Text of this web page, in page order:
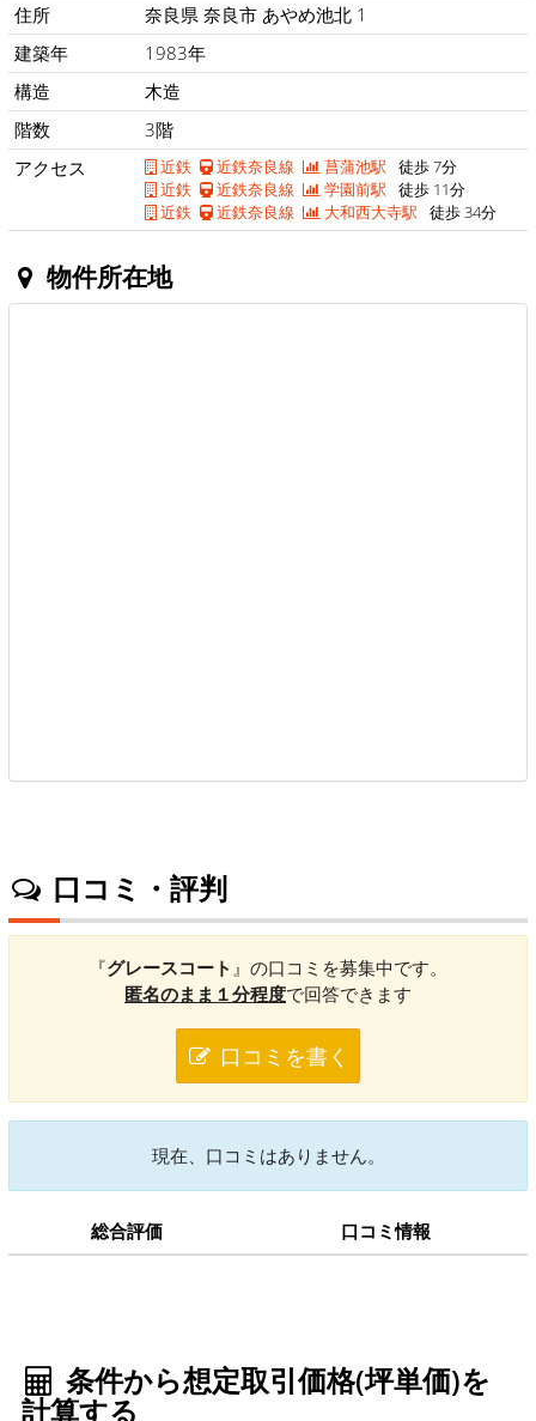
住所
奈良県 奈良市 あやめ池北 1
建築年
1983年
構造
木造
階数
3階
アクセス
近鉄 近鉄奈良線 菖蒲池駅 徒歩 7分
近鉄
近鉄奈良線 学園前駅 徒歩 11分
近鉄
近鉄奈良線 大和西大寺駅 徒歩 34分
物件所在地
口コミ・評判
『グレースコート 』の口コミを募集中です。
匿名のまま１分程度で回答できます
口コミを書く
現在、口コミはありません。
総合評価 口コミ情報
条件から想定取引価格(坪単価)を
計算する